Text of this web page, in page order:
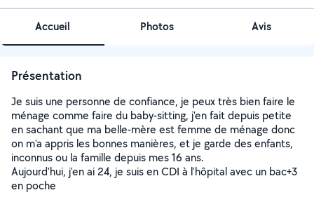
Accueil Photos Avis
Présentation
Je suis une personne de confiance, je peux très bien faire le
ménage comme faire du baby-sitting, j'en fait depuis petite
en sachant que ma belle-mère est femme de ménage donc
on m'a appris les bonnes manières, et je garde des enfants,
inconnus ou la famille depuis mes 16 ans.
Aujourd'hui, j'en ai 24, je suis en CDI à l'hôpital avec un bac+3
en poche